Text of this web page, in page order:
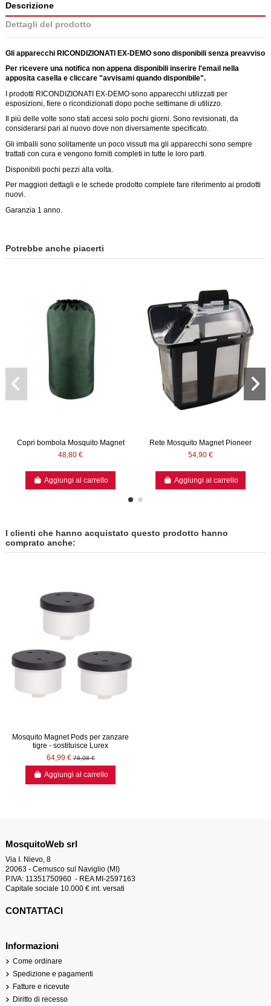
Descrizione
Dettagli del prodotto
Gli apparecchi RICONDIZIONATI EX-DEMO sono disponibili senza preavviso
Per ricevere una notifica non appena disponibili inserire l'email nella
apposita casella e cliccare "avvisami quando disponibile".
I prodotti RICONDIZIONATI EX-DEMO sono apparecchi utilizzati per
esposizioni, fiere o ricondizionati dopo poche settimane di utilizzo.
Il più delle volte sono stati accesi solo pochi giorni. Sono revisionati, da
considerarsi pari al nuovo dove non diversamente specificato.
Gli imballi sono solitamente un poco vissuti ma gli apparecchi sono sempre
trattati con cura e vengono forniti completi in tutte le loro parti.
Disponibili pochi pezzi alla volta.
Per maggiori dettagli e le schede prodotto complete fare riferimento ai prodotti
nuovi.
Garanzia 1 anno.
Potrebbe anche piacerti
Copri bombola Mosquito Magnet
48,80 €
Aggiungi al carrello
Rete Mosquito Magnet Pioneer
54,90 €
Aggiungi al carrello
I clienti che hanno acquistato questo prodotto hanno
comprato anche:
Mosquito Magnet Pods per zanzare
tigre - sostituisce Lurex
64,99 €78,08 €
Aggiungi al carrello
MosquitoWeb srl
Via I. Nievo, 8
20063 - Cernusco sul Naviglio (MI)
P.IVA: 11351750960 - REA MI-2597163
Capitale sociale 10.000 € int. versati
CONTATTACI
Informazioni
Come ordinare
Spedizione e pagamenti
Fatture e ricevute
Diritto di recesso